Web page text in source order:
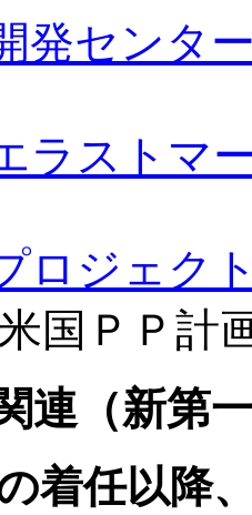
発センタ
ラストマ
ロジェク
国ＰＰ計
連（新
着任以降